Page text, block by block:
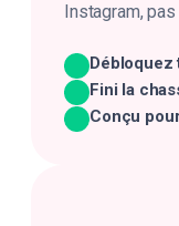
Instagram, pas
Fini la
Conçu